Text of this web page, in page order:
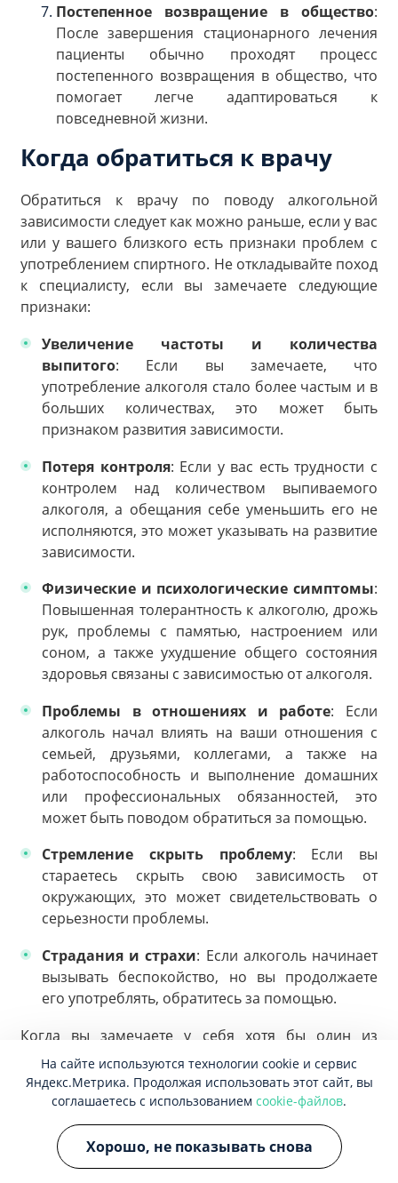
Постепенное возвращение в общество:
После завершения стационарного лечения
пациенты обычно проходят процесс
постепенного возвращения в общество, что
помогает легче адаптироваться к
повседневной жизни.
Когда обратиться к врачу
Обратиться к врачу по поводу алкогольной
зависимости следует как можно раньше, если у вас
или у вашего близкого есть признаки проблем с
употреблением спиртного. Не откладывайте поход
к специалисту, если вы замечаете следующие
признаки:
Увеличение частоты и количества
выпитого: Если вы замечаете, что
употребление алкоголя стало более частым и в
больших количествах, это может быть
признаком развития зависимости.
Потеря контроля: Если у вас есть трудности с
контролем над количеством выпиваемого
алкоголя, а обещания себе уменьшить его не
исполняются, это может указывать на развитие
зависимости.
Физические и психологические симптомы:
Повышенная толерантность к алкоголю, дрожь
рук, проблемы с памятью, настроением или
соном, а также ухудшение общего состояния
здоровья связаны с зависимостью от алкоголя.
Проблемы в отношениях и работе: Если
алкоголь начал влиять на ваши отношения с
семьей, друзьями, коллегами, а также на
работоспособность и выполнение домашних
или профессиональных обязанностей, это
может быть поводом обратиться за помощью.
Стремление скрыть проблему: Если вы
стараетесь скрыть свою зависимость от
окружающих, это может свидетельствовать о
серьезности проблемы.
Страдания и страхи: Если алкоголь начинает
вызывать беспокойство, но вы продолжаете
его употреблять, обратитесь за помощью.
Когда вы замечаете у себя хотя бы один из
указанных выше признаков, важно обратиться за
помощью к наркологу или психиатру. Специалист
поможет провести оценку состояния, определить
степень зависимости и разработать
индивидуальный план лечения. Раннее
обращение за помощью может увеличить шансы
На сайте используются технологии cookie и сервис
Яндекс.Метрика. Продолжая использовать этот сайт, вы
соглашаетесь с использованием cookie-файлов.
Хорошо, не показывать снова